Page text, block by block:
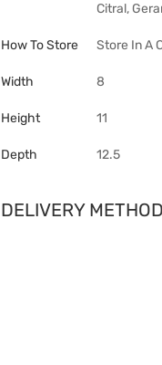
Citral,
How To Store Store In A
Width 8
Height 11
Depth 12.5
DELIVERY METHOD